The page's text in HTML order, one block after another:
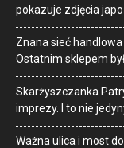
pokazuje zdjęcia
Znana sieć
Ostatnim sklepem
Skarżyszczanka
imprezy. I to nie
Ważna ulica i most